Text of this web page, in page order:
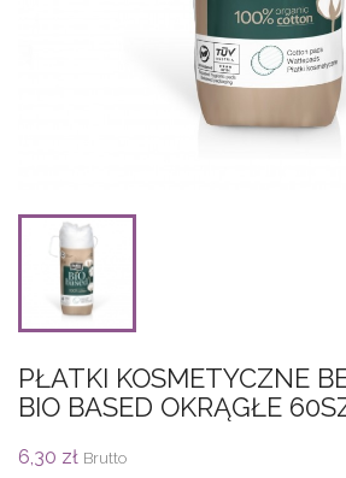
PŁATKI KOSMETYCZNE
BIO BASED OKRĄGŁE
6,30 zł Brutto